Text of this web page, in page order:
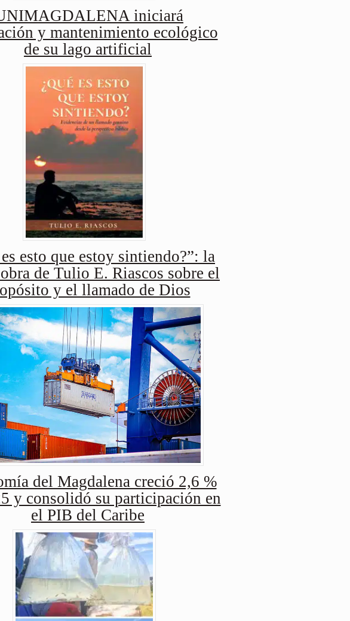
iniciará
y mantenimiento ecológico
de su lago artificial
esto que estoy sintiendo?”: la
de Tulio E. Riascos sobre el
y el llamado de Dios
del Magdalena creció 2,6 %
y consolidó su participación en
el PIB del Caribe